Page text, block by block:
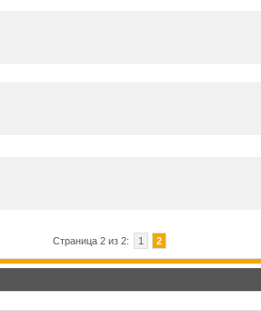
Страница 2 из 2: 1 2